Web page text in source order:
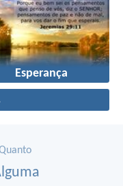
Esperança